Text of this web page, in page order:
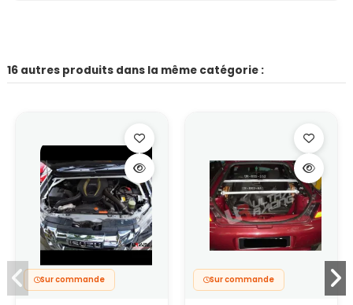
16 autres produits dans la même catégorie :
Sur commande Sur commande